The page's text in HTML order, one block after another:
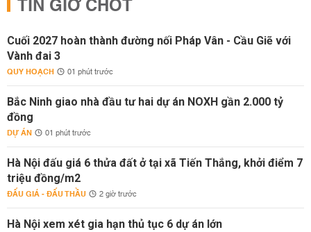
TIN GIỜ CHÓT
Cuối 2027 hoàn thành đường nối Pháp Vân - Cầu Giẽ với
Vành đai 3
QUY HOẠCH 01 phút trước
Bắc Ninh giao nhà đầu tư hai dự án NOXH gần 2.000 tỷ
đồng
DỰ ÁN 01 phút trước
Hà Nội đấu giá 6 thửa đất ở tại xã Tiến Thắng, khởi điểm 7
triệu đồng/m2
ĐẤU GIÁ - ĐẤU THẦU 2 giờ trước
Hà Nội xem xét gia hạn thủ tục 6 dự án lớn